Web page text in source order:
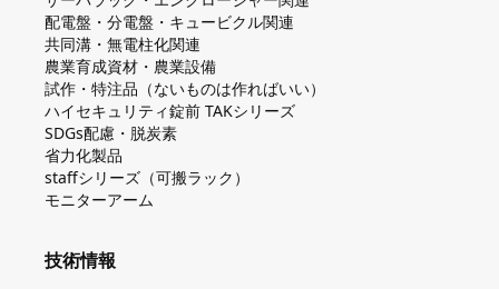
配電盤・分電盤・キュービクル関連
共同溝・無電柱化関連
農業育成資材・農業設備
試作・特注品（ないものは作ればいい）
ハイセキュリティ錠前 TAKシリーズ
SDGs配慮・脱炭素
省力化製品
staffシリーズ（可搬ラック）
モニターアーム
技術情報